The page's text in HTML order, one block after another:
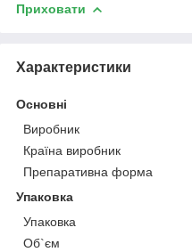
Приховати
Характеристики
Основні
Виробник
Країна виробник
Препаративна форма
Упаковка
Упаковка
Об`єм